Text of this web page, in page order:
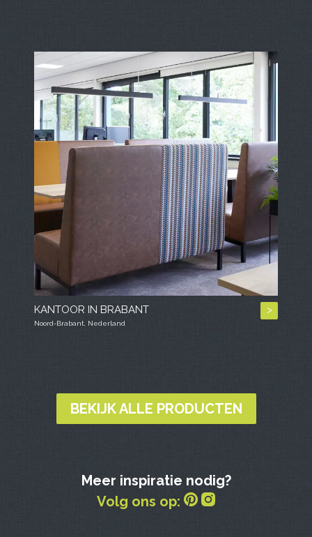
KANTOOR IN BRABANT
Noord-Brabant, Nederland
>
BEKIJK ALLE PRODUCTEN
Meer inspiratie nodig?
Volg ons op: